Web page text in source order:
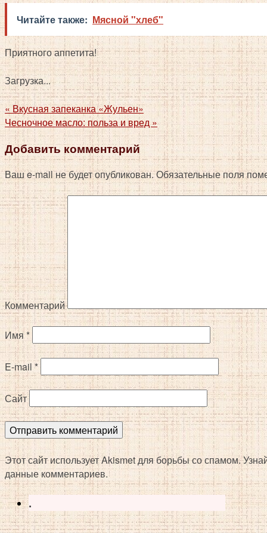
Читайте также: Мясной "хлеб"
Приятного аппетита!
Загрузка...
«Вкусная запеканка «Жульен»
Чесночное масло: польза и вред»
Добавить комментарий
Ваш e-mail не будет опубликован.Обязательные поля
Комментарий
Имя*
E-mail*
Сайт
Этот сайт использует Akismet для борьбы со спамом.
данные комментариев.
.